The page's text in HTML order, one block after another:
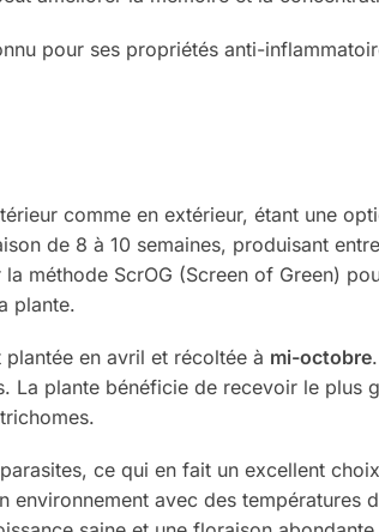
pour ses propriétés anti-
comme en extérieur, étant une
de 8 à 10 semaines, produisant entre
méthode ScrOG (Screen of Green)
plante.
plantée en avril et récoltée à mi-octobre
La plante bénéficie de recevoir le plus
ce qui en fait un excellent
avec des températures